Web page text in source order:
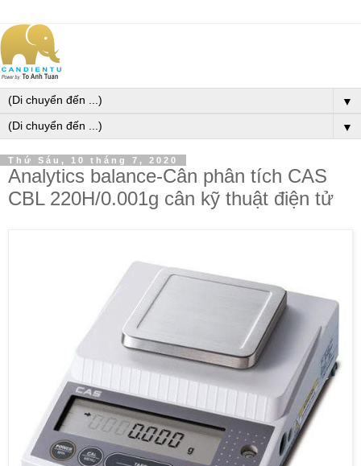
▼
▼
Thứ Sáu, 10 tháng 7, 2020
Analytics balance-Cân phân tích CAS
CBL 220H/0.001g cân kỹ thuật điện tử